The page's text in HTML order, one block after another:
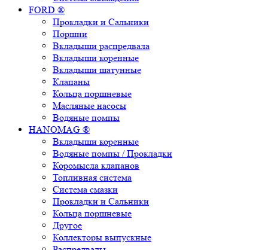
FORD ®
Прокладки и Сальники
Поршни
Вкладыши распредвала
Вкладыши коренные
Вкладыши шатунные
Клапаны
Кольца поршневые
Масляные насосы
Водяные помпы
HANOMAG ®
Вкладыши коренные
Водяные помпы / Прокладки
Коромысла клапанов
Топливная система
Система смазки
Прокладки и Сальники
Кольца поршневые
Другое
Коллекторы выпускные